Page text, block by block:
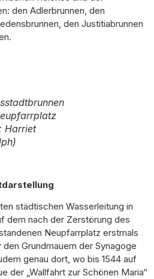
den Adlerbrunnen, den
den Justitiabrunnen
Harriet
städtischen Wasserleitung in
dem nach der Zerstörung des
Neupfarrplatz erstmals
Grundmauern der Synagoge
genau dort, wo bis 1544 auf
der „Wallfahrt zur Schönen Maria“